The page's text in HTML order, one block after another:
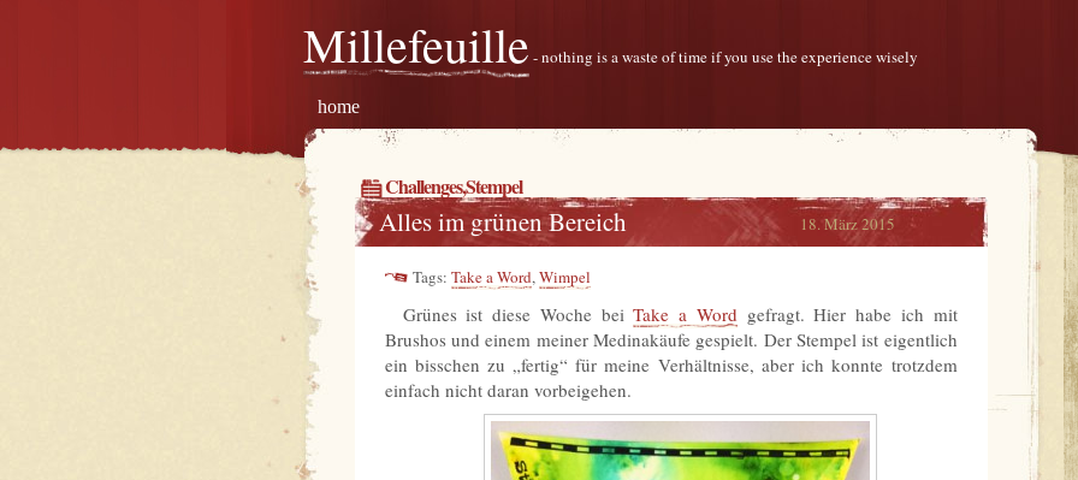
Millefeuille - nothing is a waste of time if you use the experience wisely
home
Challenges,Stempel
18. März 2015
Alles im grünen Bereich
Tags: Take a Word,Wimpel
Grünes ist diese Woche beiTake a Word gefragt. Hier habe ich mit
Brushos und einem meiner Medinakäufe gespielt. Der Stempel ist eigentlich
ein bisschen zu „fertig“ für meine Verhältnisse, aber ich konnte trotzdem
einfach nicht daran vorbeigehen.